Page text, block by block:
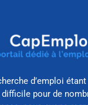
d’emploi
difficile pour de